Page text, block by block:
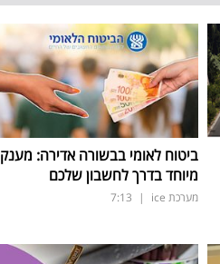
ביטוח לאומי בבשורה אדירה: מענק
מיוחד בדרך לחשבון שלכם
מערכת ice |
7:13